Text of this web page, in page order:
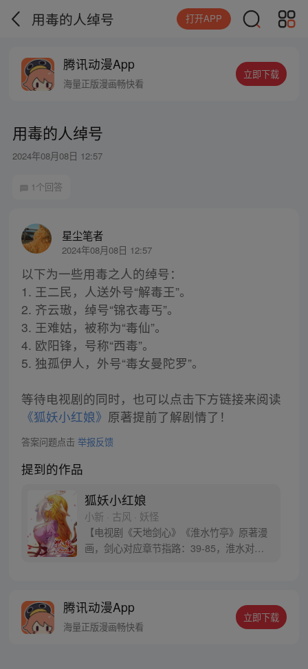
用毒的人绰号 打开APP
腾讯动漫App
海量正版漫画畅快看
立即下载
用毒的人绰号
2024年08月08日 12:57
1个回答
星尘笔者
2024年08月08日 12:57
以下为一些用毒之人的绰号：
1. 王二民，人送外号“解毒王”。
2. 齐云璈，绰号“锦衣毒丐”。
3. 王难姑，被称为“毒仙”。
4. 欧阳锋，号称“西毒”。
5. 独孤伊人，外号“毒女曼陀罗”。
等待电视剧的同时，也可以点击下方链接来阅读
《狐妖小红娘》 原著提前了解剧情了！
答案问题点击 举报反馈
提到的作品
狐妖小红娘
小新 · 古风 · 妖怪
【电视剧《天地剑心》《淮水竹亭》原著漫
画，剑心对应章节指路：39-85，淮水对应
腾讯动漫App
海量正版漫画畅快看
立即下载